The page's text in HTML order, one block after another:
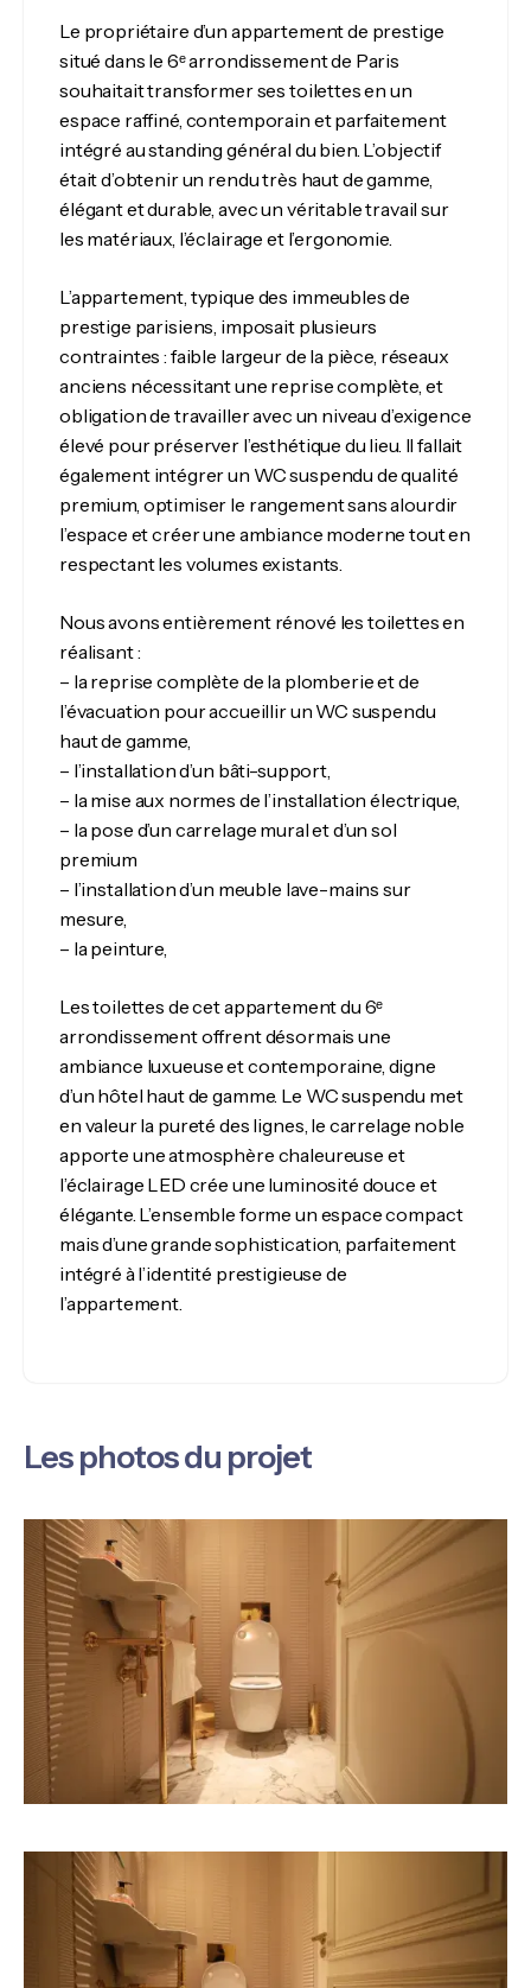
Le propriétaire d’un appartement de prestige
situé dans le 6ᵉ arrondissement de Paris
souhaitait transformer ses toilettes en un
espace raffiné, contemporain et parfaitement
intégré au standing général du bien. L’objectif
était d’obtenir un rendu très haut de gamme,
élégant et durable, avec un véritable travail sur
les matériaux, l’éclairage et l’ergonomie.
L’appartement, typique des immeubles de
prestige parisiens, imposait plusieurs
contraintes : faible largeur de la pièce, réseaux
anciens nécessitant une reprise complète, et
obligation de travailler avec un niveau d’exigence
élevé pour préserver l’esthétique du lieu. Il fallait
également intégrer un WC suspendu de qualité
premium, optimiser le rangement sans alourdir
l’espace et créer une ambiance moderne tout en
respectant les volumes existants.
Nous avons entièrement rénové les toilettes en
réalisant :
– la reprise complète de la plomberie et de
l’évacuation pour accueillir un WC suspendu
haut de gamme,
– l’installation d’un bâti-support,
– la mise aux normes de l’installation électrique,
– la pose d’un carrelage mural et d’un sol
premium
– l’installation d’un meuble lave-mains sur
mesure,
– la peinture,
Les toilettes de cet appartement du 6ᵉ
arrondissement offrent désormais une
ambiance luxueuse et contemporaine, digne
d’un hôtel haut de gamme. Le WC suspendu met
en valeur la pureté des lignes, le carrelage noble
apporte une atmosphère chaleureuse et
l’éclairage LED crée une luminosité douce et
élégante. L’ensemble forme un espace compact
mais d’une grande sophistication, parfaitement
intégré à l’identité prestigieuse de
l’appartement.
Les photos du projet